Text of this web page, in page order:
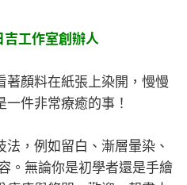
工作室創辦人
著顏料在紙張上染開，慢慢
件非常療癒的事！
，例如留白、漸層暈染、
。無論你是初學者還是手繪